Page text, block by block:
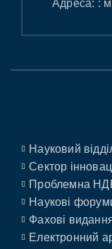
Адреса: :
Науковий
Сектор
Проблемна
Наукові
Фахові
Електронний